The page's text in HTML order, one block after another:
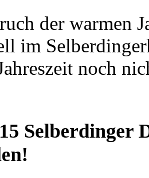
der warmen
im
noch
Selberdinger